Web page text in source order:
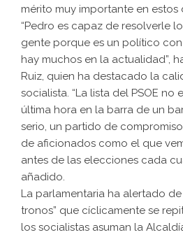
mérito muy importante en estos
“Pedro es capaz de resolverle
gente porque es un político
hay muchos en la actualidad”,
Ruiz, quien ha destacado la
socialista. “La lista del PSOE no
última hora en la barra de un
serio, un partido de
de aficionados como el que
antes de las elecciones cada
añadido.
La parlamentaria ha alertado
tronos” que cíclicamente se
los socialistas asuman la